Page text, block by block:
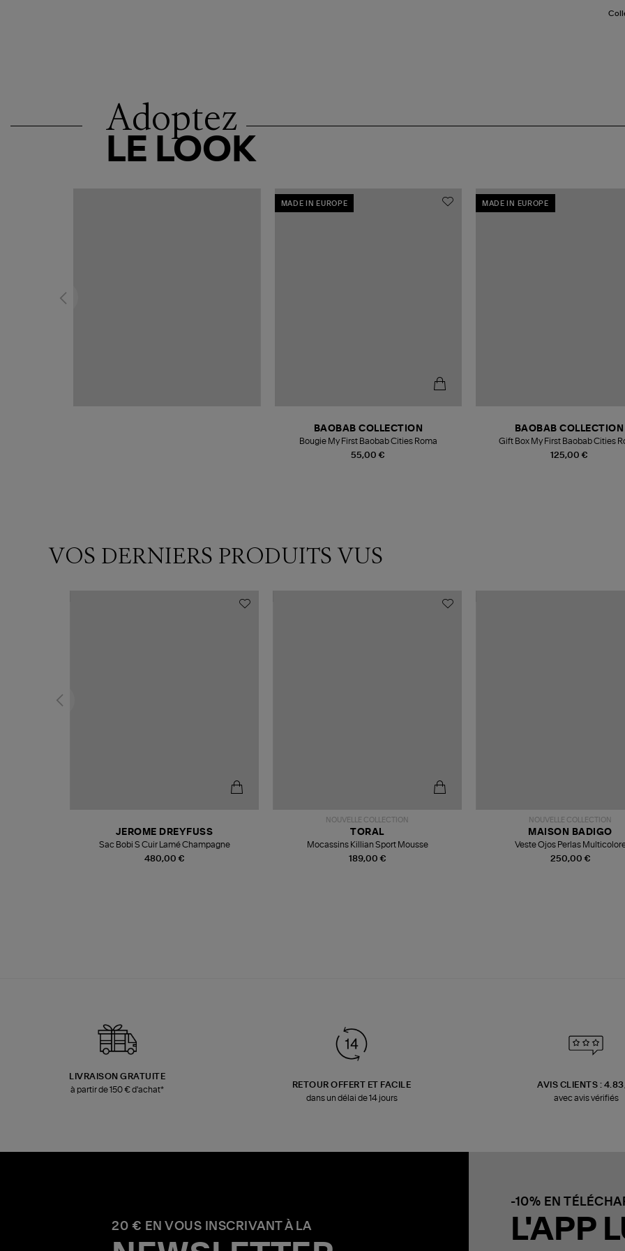
Adoptez
LE LOOK
MADE IN EUROPE
55,00 €
BAOBAB COLLECTION
Bougie My First Baobab Cities Roma
MADE IN EUROPE
125,00 €
BAOBAB COLLECTION
Gift Box My First Baobab Cities
VOS DERNIERS PRODUITS VUS
480,00 €
JEROME DREYFUSS
Sac Bobi S Cuir Lamé Champagne
NOUVELLE COLLECTION
189,00 €
TORAL
Mocassins Killian Sport Mousse
NOUVELLE COLLECTION
250,00 €
MAISON BADIGO
Veste Ojos Perlas
LIVRAISON GRATUITE
à partir de 150 € d'achat*
RETOUR OFFERT ET FACILE
dans un délai de 14 jours
AVIS CLIENTS :
avec avis vérifiés
20 € EN VOUS INSCRIVANT À LA
-10% EN
L'APP